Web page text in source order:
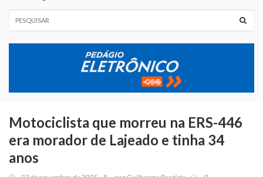
Motociclista que morreu na ERS-446
era morador de Lajeado e tinha 34
anos